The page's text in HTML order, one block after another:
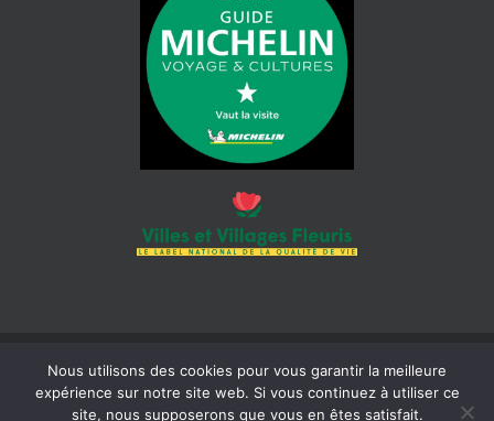
© 2026 Mairie de Cotignac | Tous droits réservés | Siret : 218 300
465 000 18 |Mentions légales| Réalisation :Béaba-informatique
Nous utilisons des cookies pour vous garantir la meilleure
expérience sur notre site web. Si vous continuez à utiliser ce
site, nous supposerons que vous en êtes satisfait.